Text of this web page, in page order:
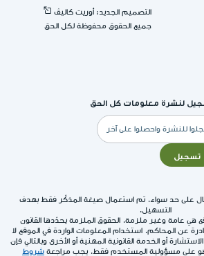
التصميم الجديد: أوريت كاليڤ
جميع الحقوق محفوظة لكل الحق
لنشرة معلومات كل الحق
تسجيل
على حد سواء. تم استعمال صيغة المذكّر فقط بهدف
التسهيل.
هي عامة وغير ملزمة. الحقوق الملزمة يحدّدها القانون
عن المحاكم. استخدام المعلومات الواردة في الموقع لا
أو الخدمة القانونية المهنية أو الأخرى وبالتالي فإن
هو على مسؤولية المستخدم فقط. يجب مراجعة شروط